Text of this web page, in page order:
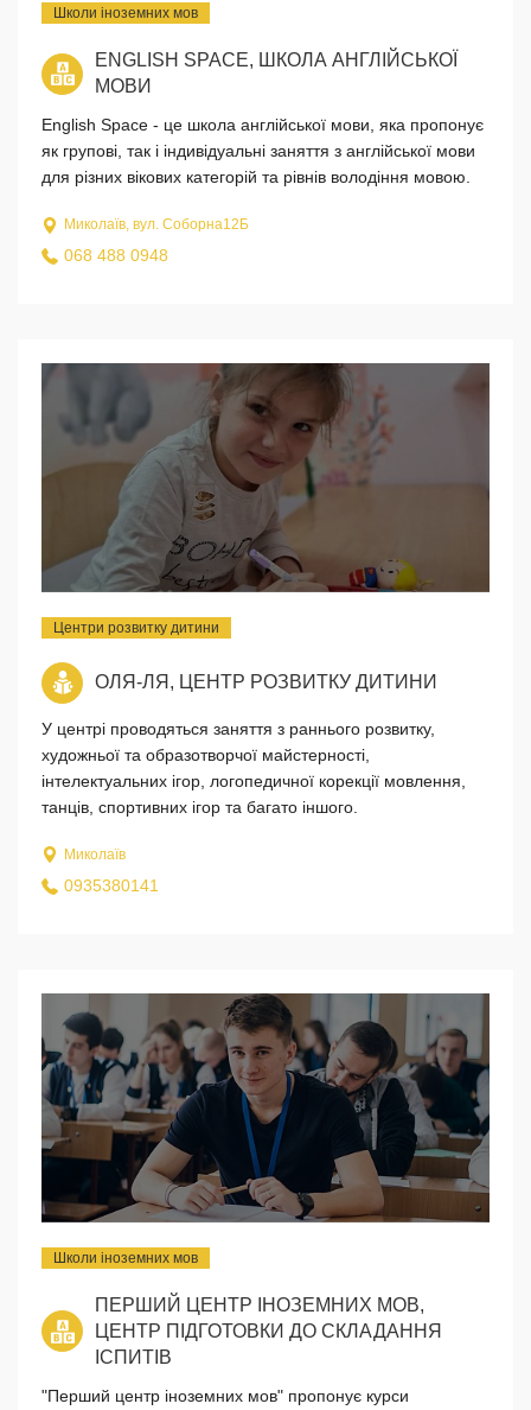
Школи іноземних мов
ENGLISH SPACE, ШКОЛА АНГЛІЙСЬКОЇ
МОВИ
English Space - це школа англійської мови, яка пропонує
як групові, так і індивідуальні заняття з англійської мови
для різних вікових категорій та рівнів володіння мовою.
Миколаїв, вул. Соборна12Б
068 488 0948
Центри розвитку дитини
ОЛЯ-ЛЯ, ЦЕНТР РОЗВИТКУ ДИТИНИ
У центрі проводяться заняття з раннього розвитку,
художньої та образотворчої майстерності,
інтелектуальних ігор, логопедичної корекції мовлення,
танців, спортивних ігор та багато іншого.
Миколаїв
0935380141
Школи іноземних мов
ПЕРШИЙ ЦЕНТР ІНОЗЕМНИХ МОВ,
ЦЕНТР ПІДГОТОВКИ ДО СКЛАДАННЯ
ІСПИТІВ
"Перший центр іноземних мов" пропонує курси